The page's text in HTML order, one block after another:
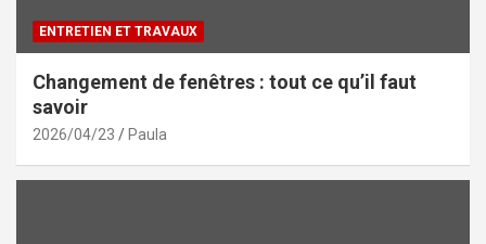
ENTRETIEN ET TRAVAUX
Changement de fenêtres : tout ce qu’il faut
savoir
2026/04/23 Paula